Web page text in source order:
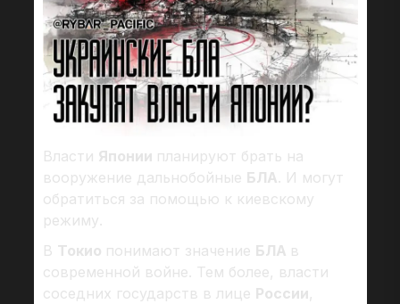
Власти Японии планируют брать на
вооружение дальнобойные БЛА. И могут
обратиться за помощью к киевскому
режиму.
В Токио понимают значение БЛА в
современной войне. Тем более, власти
соседних государств в лице России,